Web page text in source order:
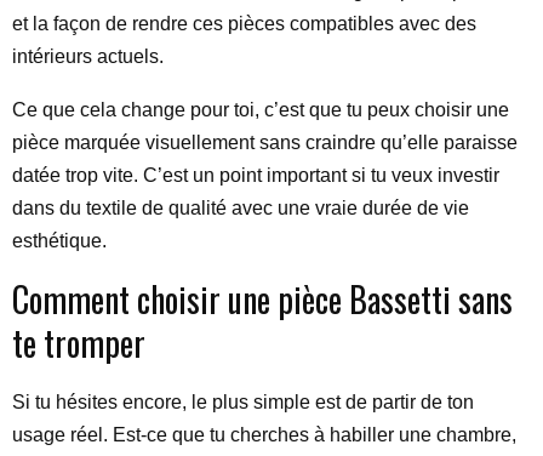
et la façon de rendre ces pièces compatibles avec des
intérieurs actuels.
Ce que cela change pour toi, c’est que tu peux choisir une
pièce marquée visuellement sans craindre qu’elle paraisse
datée trop vite. C’est un point important si tu veux investir
dans du textile de qualité avec une vraie durée de vie
esthétique.
Comment choisir une pièce Bassetti sans
te tromper
Si tu hésites encore, le plus simple est de partir de ton
usage réel. Est-ce que tu cherches à habiller une chambre,